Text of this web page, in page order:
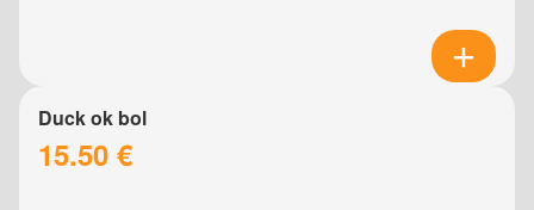
Duck ok bol
15.50 €